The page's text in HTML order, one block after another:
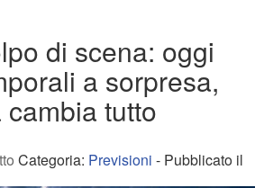
di scena: oggi
a sorpresa,
tutto
Categoria: Previsioni - Pubblicato il